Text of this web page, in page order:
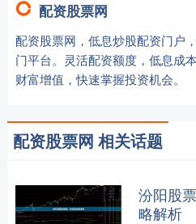
配资股票网
配资股票网，低息炒股配资门户
门平台。灵活配资额度，低息成
财富增值，快速掌握投资机会。
配资股票网 相关话题
汾阳股
略解析